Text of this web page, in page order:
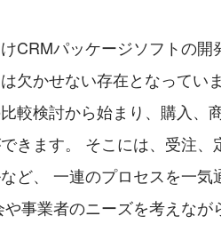
CRMパッケージソフトの
欠かせない存在となってい
較検討から始まり、購入、
きます。 そこには、受注
ど、 一連のプロセスを一
事業者のニーズを考えなが